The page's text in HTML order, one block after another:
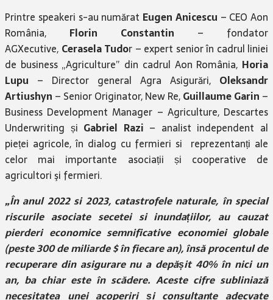
Printre speakeri s-au numărat Eugen Anicescu – CEO Aon
România, Florin Constantin – fondator
AGXecutive, Cerasela Tudor – expert senior în cadrul liniei
de business „Agriculture” din cadrul Aon România, Horia
Lupu – Director general Agra Asigurări, Oleksandr
Artiushyn – Senior Originator, New Re,Guillaume Garin –
Business Development Manager – Agriculture, Descartes
Underwriting și Gabriel Razi – analist independent al
pieței agricole, în dialog cu fermieri si reprezentanți ale
celor mai importante asociații și cooperative de
agricultori şi fermieri.
„În anul 2022 si 2023, catastrofele naturale, în special
riscurile asociate secetei si inundațiilor, au cauzat
pierderi economice semnificative economiei globale
(peste 300 de miliarde $ în fiecare an), însă procentul de
recuperare din asigurare nu a depășit 40% în nici un
an, ba chiar este în scădere. Aceste cifre subliniază
necesitatea unei acoperiri și consultanțe adecvate